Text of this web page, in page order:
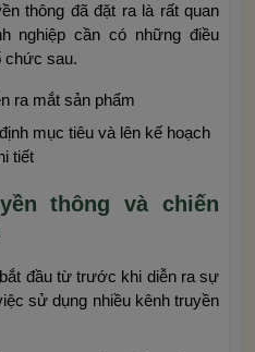
thông đã đặt ra là rất quan
nghiệp cần có những điều
chức sau.
mục tiêu và lên kế hoạch
tiết
thông và chiến
đầu từ trước khi diễn ra sự
sử dụng nhiều kênh truyền